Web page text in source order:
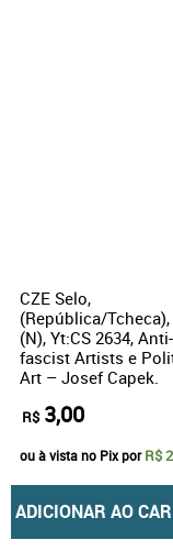
CZE Selo,
(República/Tcheca),
(N), Yt:CS 2634, Anti-
fascist Artists e
Art – Josef Capek.
R$ 3,00
ou à vista no Pix porR$
ADICIONAR AO